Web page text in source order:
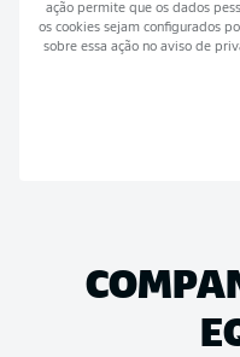
ação permite que os dados
os cookies sejam configurados
sobre essa ação no aviso de